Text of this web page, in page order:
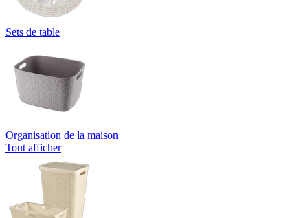
Sets de table
Organisation de la maison
Tout afficher